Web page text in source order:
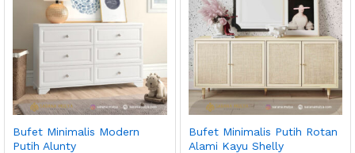
Bufet Minimalis Modern
Putih Alunty
Bufet Minimalis Putih Rotan
Alami Kayu Shelly